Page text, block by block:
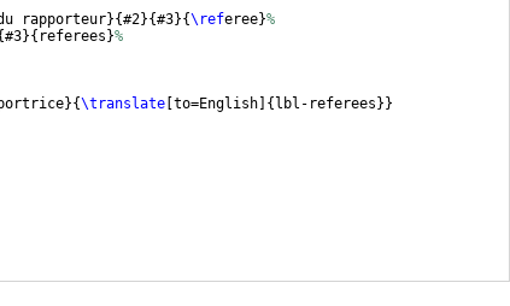
rapporteur}{#2}{#3}{\referee}%
#3}{ referees }%
}{\translate to=English { lbl-referees }}